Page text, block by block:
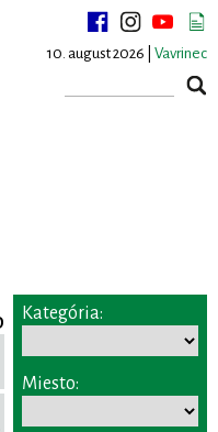
10. august 2026 | Vavrinec
Kategória:
Miesto: